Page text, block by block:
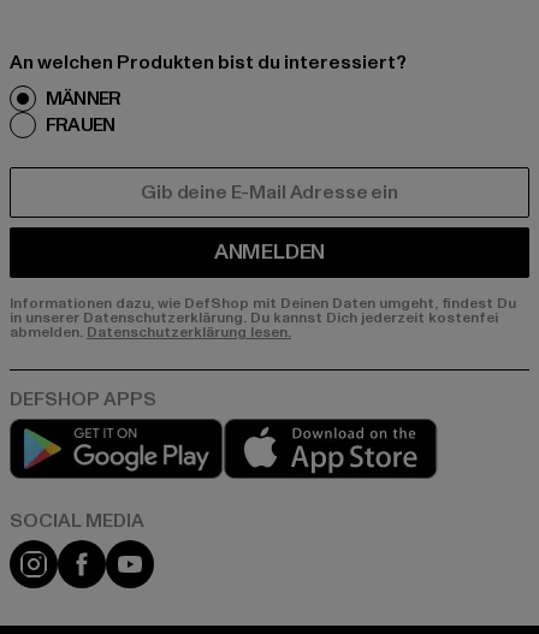
An welchen Produkten bist du interessiert?
MÄNNER
FRAUEN
ANMELDEN
Informationen dazu, wie DefShop mit Deinen Daten umgeht, findest Du
in unserer Datenschutzerklärung. Du kannst Dich jederzeit kostenfei
abmelden. Datenschutzerklärung lesen.
Play market
Instagram
FacebookYouTube